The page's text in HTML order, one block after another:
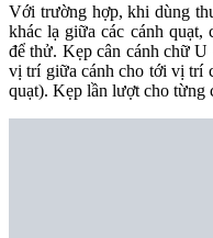
Với trường hợp, khi dùng
khác lạ giữa các cánh
để thử. Kẹp cân cánh chữ
vị trí giữa cánh cho tới vị trí
quạt). Kẹp lần lượt cho từng